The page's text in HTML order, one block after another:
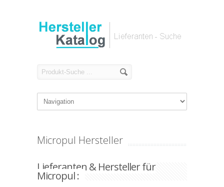
Micropul Hersteller
Lieferanten & Hersteller für
Micropul :